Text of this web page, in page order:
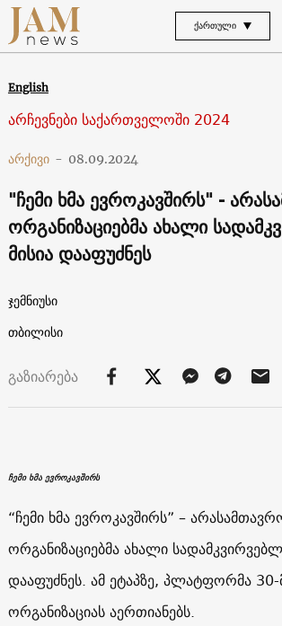
ᲥᲐᲠᲗᲣᲚᲘ
English
არჩევნები საქართველოში 2024
არქივი - 08.09.2024
"ჩემი ხმა ევროკავშირს" -
ორგანიზაციებმა ახალი
მისია დააფუძნეს
ჯემნიუსი
თბილისი
გაზიარება
ჩემი ხმა ევროკავშირს
“ჩემი ხმა ევროკავშირს” –
ორგანიზაციებმა ახალი
დააფუძნეს. ამ ეტაპზე, პლატფორმა
ორგანიზაციას აერთიანებს.